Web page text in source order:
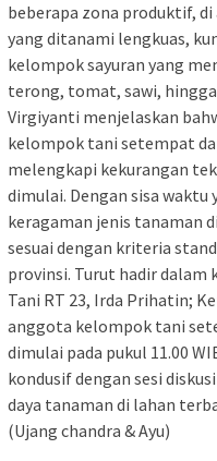
beberapa zona produktif,
yang ditanami lengkuas,
kelompok sayuran yang
terong, tomat, sawi,
Virgiyanti menjelaskan
kelompok tani setempat
melengkapi kekurangan
dimulai. Dengan sisa waktu
keragaman jenis tanaman
sesuai dengan kriteria
provinsi. Turut hadir
Tani RT 23, Irda Prihatin;
anggota kelompok tani
dimulai pada pukul 11.00
kondusif dengan sesi
daya tanaman di lahan
‎(Ujang chandra & Ayu)